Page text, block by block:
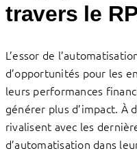
travers le
L’essor de
d’opportunités pour les
leurs performances
générer plus d’impact. À
rivalisent avec les
d’automatisation dans